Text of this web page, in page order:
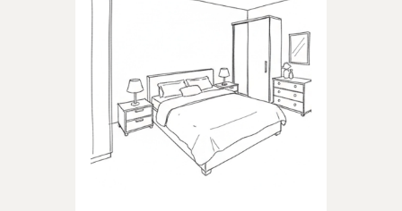
Produkty dedykowane do
sypialni